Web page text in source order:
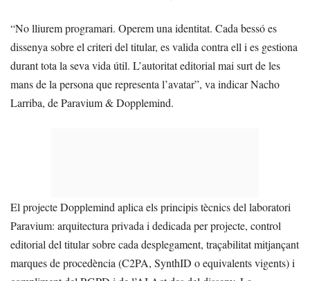
“No lliurem programari. Operem una identitat. Cada bessó es
dissenya sobre el criteri del titular, es valida contra ell i es gestiona
durant tota la seva vida útil. L’autoritat editorial mai surt de les
mans de la persona que representa l’avatar”, va indicar Nacho
Larriba, de Paravium & Dopplemind.
El projecte Dopplemind aplica els principis tècnics del laboratori
Paravium: arquitectura privada i dedicada per projecte, control
editorial del titular sobre cada desplegament, traçabilitat mitjançant
marques de procedència (C2PA, SynthID o equivalents vigents) i